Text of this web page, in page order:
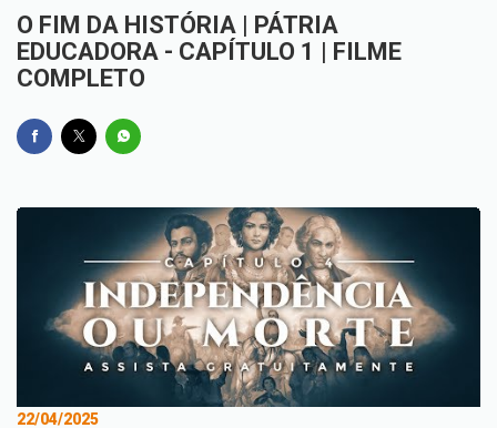
O FIM DA HISTÓRIA | PÁTRIA
EDUCADORA - CAPÍTULO 1 | FILME
COMPLETO
22/04/2025